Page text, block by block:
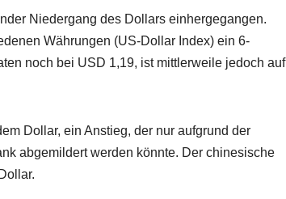
Niedergang des Dollars einhergegangen.
Währungen (US-Dollar Index) ein 6-
noch bei USD 1,19, ist mittlerweile jedoch auf
Dollar, ein Anstieg, der nur aufgrund der
abgemildert werden könnte. Der chinesische